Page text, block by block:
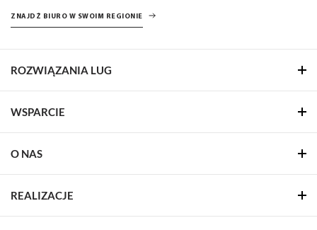
ZNAJDŹ BIURO W SWOIM REGIONIE
ROZWIĄZANIA LUG
WSPARCIE
O NAS
REALIZACJE